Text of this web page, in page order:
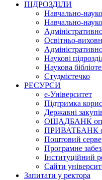
ПІДРОЗДІЛИ
Навчально-
Навчально-
Освітньо-
Наукові
Наукова
Студмістечко
РЕСУРСИ
е-Університет
Підтримка
Державні
ОЩАДБАНК
ПРИВАТБАНК
Поштовий
Програмне
Інституційний
Сайти
Запитати у ректора